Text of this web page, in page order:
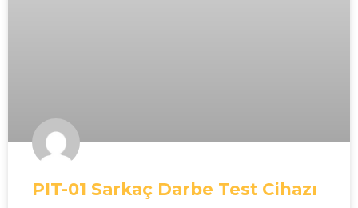
PIT-01 Sarkaç Darbe Test Cihazı